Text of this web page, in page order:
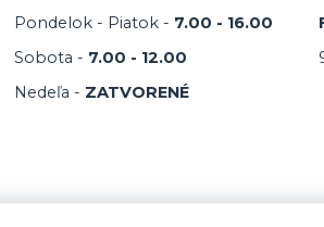
Pondelok - Piatok - 7.00 - 16.00
Sobota - 7.00 - 12.00
Nedeľa - ZATVORENÉ